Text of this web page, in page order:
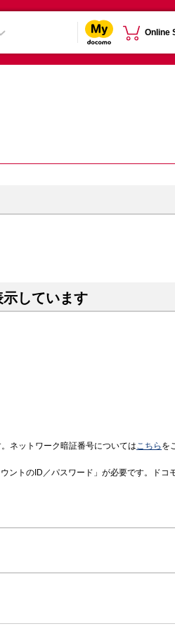
Online
しています
ネットワーク暗証番号についてはこちら を
ントのID／パスワード」が必要です。ドコ